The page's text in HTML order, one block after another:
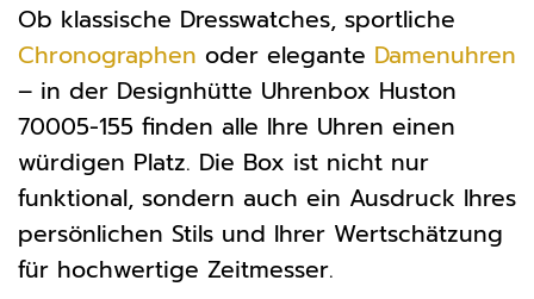
Ob klassische Dresswatches, sportliche
Chronographen oder elegante Damenuhren
– in der Designhütte Uhrenbox Huston
70005-155 finden alle Ihre Uhren einen
würdigen Platz. Die Box ist nicht nur
funktional, sondern auch ein Ausdruck Ihres
persönlichen Stils und Ihrer Wertschätzung
für hochwertige Zeitmesser.